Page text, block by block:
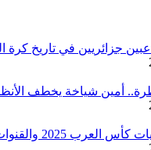
أمين شياخة يخطف
والقنوات الناقلة المفتوحة